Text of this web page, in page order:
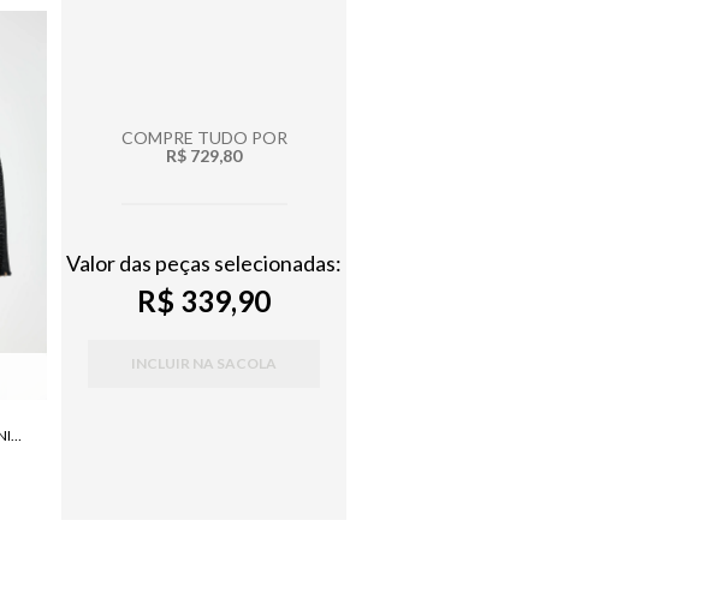
BLUSA LE LIS NAILA TRICOT FEMININA
COMPRE TUDO POR
R$ 729,80
Valor das peças selecionadas:
R$ 339,90
INCLUIR NA SACOLA